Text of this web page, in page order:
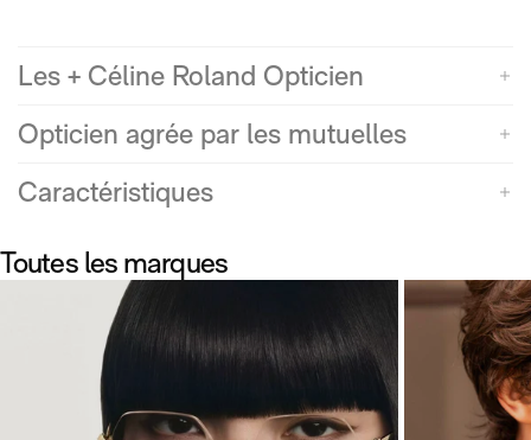
Les + Céline Roland Opticien
Opticien agrée par les mutuelles
Caractéristiques
Toutes les marques